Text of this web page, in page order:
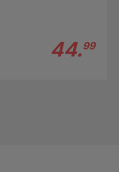
44.99